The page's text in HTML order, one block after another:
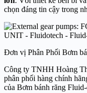
chọn đáng tin cậy trong
Đơn vị Phân Phối Bơm
Công ty TNHH Hoàng
phân phối hàng chính
của Bơm bánh răng